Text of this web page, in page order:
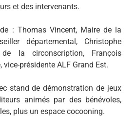
et des intervenants.
: Thomas Vincent, Maire de la
départemental, Christophe
de la circonscription, François
vice-présidente ALF Grand Est.
stand de démonstration de jeux
animés par des bénévoles,
plus un espace cocooning.